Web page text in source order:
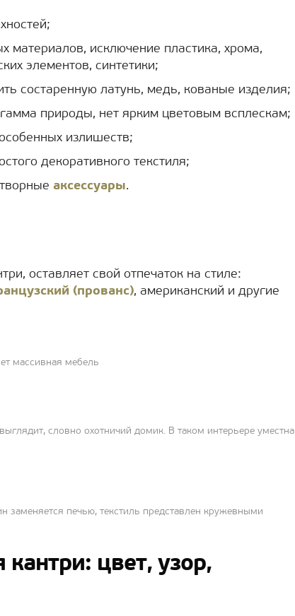
материалов, исключение пластика, хрома,
элементов, синтетики;
состаренную латунь, медь, кованые изделия;
природы, нет ярким цветовым всплескам;
излишеств;
декоративного текстиля;
аксессуары.
оставляет свой отпечаток на стиле:
(прованс), американский и другие
массивная мебель
словно охотничий домик. В таком интерьере уместна
заменяется печью, текстиль представлен кружевными
кантри: цвет, узор,